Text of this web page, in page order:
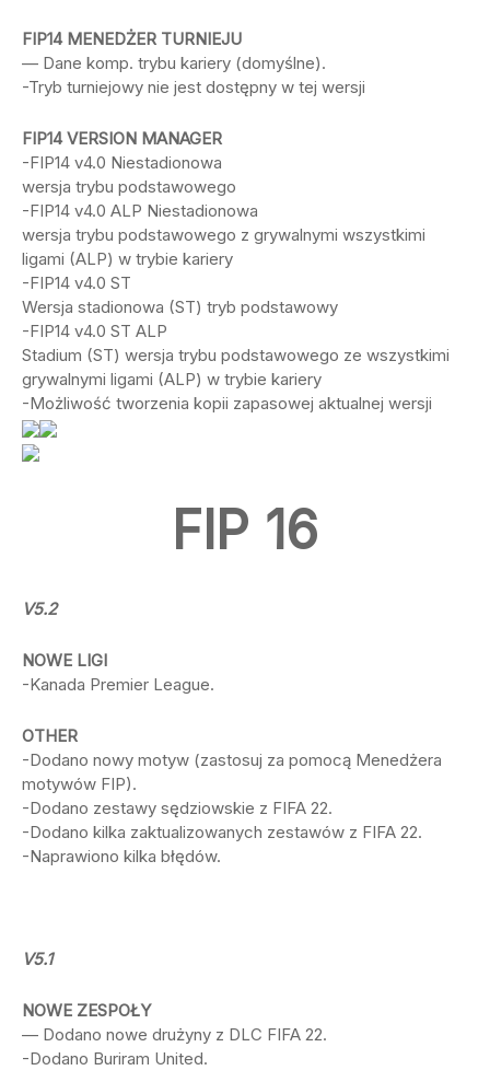
FIP14 MENEDŻER TURNIEJU
— Dane komp. trybu kariery (domyślne).
-Tryb turniejowy nie jest dostępny w tej wersji
FIP14 VERSION MANAGER
-FIP14 v4.0 Niestadionowa
wersja trybu podstawowego
-FIP14 v4.0 ALP Niestadionowa
wersja trybu podstawowego z grywalnymi wszystkimi
ligami (ALP) w trybie kariery
-FIP14 v4.0 ST
Wersja stadionowa (ST) tryb podstawowy
-FIP14 v4.0 ST ALP
Stadium (ST) wersja trybu podstawowego ze wszystkimi
grywalnymi ligami (ALP) w trybie kariery
-Możliwość tworzenia kopii zapasowej aktualnej wersji
FIP 16
V5.2
NOWE LIGI
-Kanada Premier League.
OTHER
-Dodano nowy motyw (zastosuj za pomocą Menedżera
motywów FIP).
-Dodano zestawy sędziowskie z FIFA 22.
-Dodano kilka zaktualizowanych zestawów z FIFA 22.
-Naprawiono kilka błędów.
V5.1
NOWE ZESPOŁY
— Dodano nowe drużyny z DLC FIFA 22.
-Dodano Buriram United.